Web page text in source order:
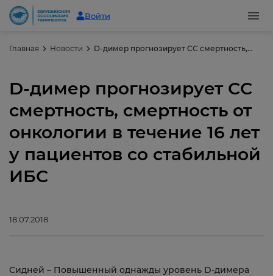
Войти
Главная Новости D-димер прогнозирует СС смертность, смертность от онкологии в течение 16 лет у пациентов со стабильной ИБС
D-димер прогнозирует СС
смертность, смертность от
онкологии в течение 16 лет
у пациентов со стабильной
ИБС
18.07.2018
Сидней – Повышенный однажды уровень D-димера